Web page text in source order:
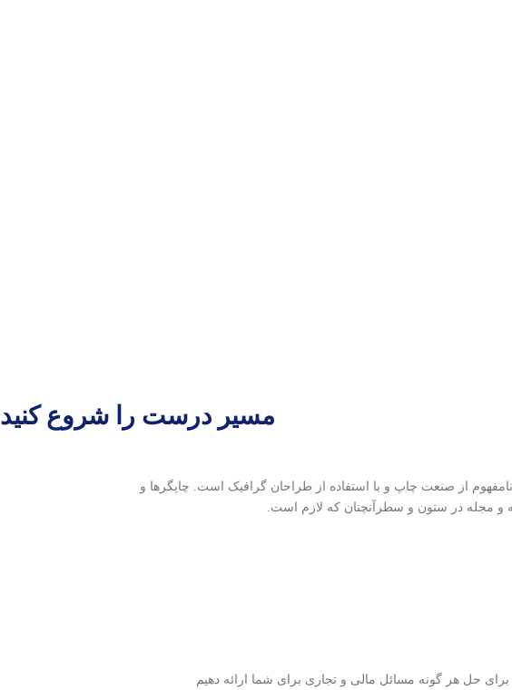
مسیر درست را شروع کنید
از صنعت چاپ و با استفاده از طراحان گرافیک است. چاپگرها و
و مجله در ستون و سطرآنچنان که لازم است.
حل هر گونه مسائل مالی و تجاری برای شما ارائه دهیم